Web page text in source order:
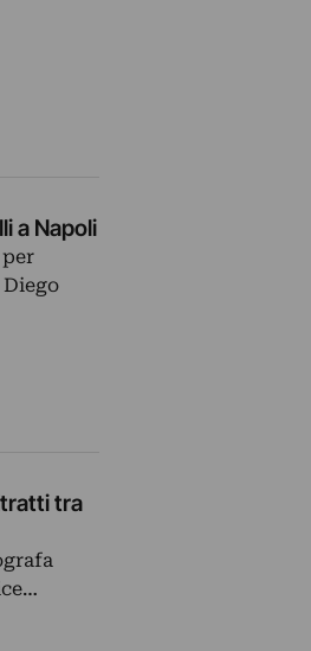
a Napoli
tra